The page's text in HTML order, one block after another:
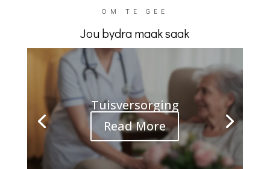
OM TE GEE
Jou bydra maak saak
Tuisversorging
Read More